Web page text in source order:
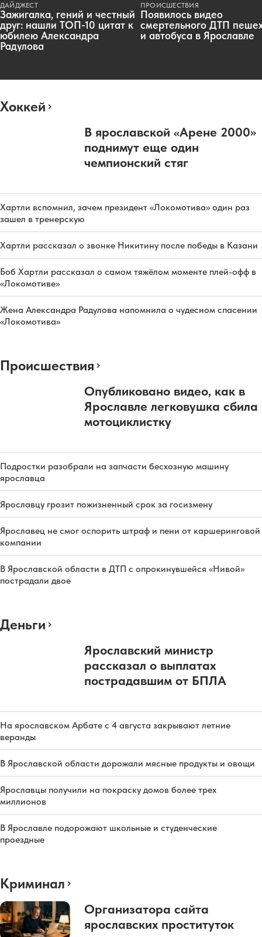
ДАЙДЖЕСТ
Зажигалка, гений и честный
друг: нашли ТОП-10 цитат к
юбилею Александра
Радулова
ПРОИСШЕСТВИЯ
Появилось видео
смертельного ДТП
и автобуса в Ярославле
Хоккей
В ярославской «Арене 2000»
поднимут еще один
чемпионский стяг
Хартли вспомнил, зачем президент «Локомотива» один раз
зашел в тренерскую
Хартли рассказал о звонке Никитину после победы в Казани
Боб Хартли рассказал о самом тяжёлом моменте плей-офф в
«Локомотиве»
Жена Александра Радулова напомнила о чудесном спасении
«Локомотива»
Происшествия
Опубликовано видео, как в
Ярославле легковушка сбила
мотоциклистку
Подростки разобрали на запчасти бесхозную машину
ярославца
Ярославцу грозит пожизненный срок за госизмену
Ярославец не смог оспорить штраф и пени от каршеринговой
компании
В Ярославской области в ДТП с опрокинувшейся «Нивой»
пострадали двое
Деньги
Ярославский министр
рассказал о выплатах
пострадавшим от БПЛА
На ярославском Арбате с 4 августа закрывают летние
веранды
В Ярославской области дорожали мясные продукты и овощи
Ярославцы получили на покраску домов более трех
миллионов
В Ярославле подорожают школьные и студенческие
проездные
Криминал
Организатора сайта
ярославских проституток